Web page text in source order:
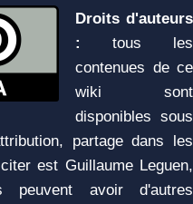
Droits d'auteurs
:
tous les
contenues de ce
wiki sont
disponibles sous
partage dans les
est Guillaume Leguen,
peuvent avoir d'autres